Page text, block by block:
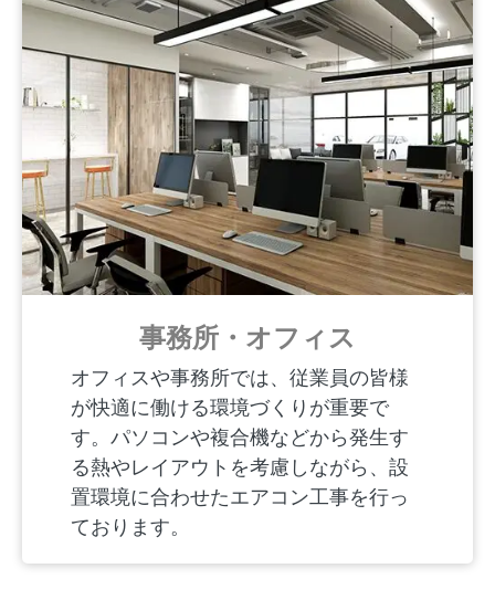
事務所・オフィス
オフィスや事務所では、従業員の皆様
が快適に働ける環境づくりが重要で
す。パソコンや複合機などから発生す
る熱やレイアウトを考慮しながら、設
置環境に合わせたエアコン工事を行っ
ております。